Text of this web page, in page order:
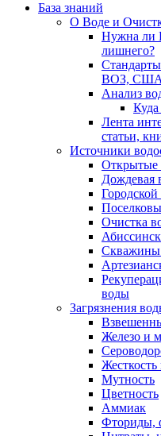
База знаний
О Воде и
Нужна ли
лишнего?
ВОЗ, США
Анализ
Куда
Лента
статьи,
Источники
Открытые
Дождевая
Очистка
Скважины
воды
Загрязнения
Железо и
Мутность
Цветность
Аммиак
Фториды,